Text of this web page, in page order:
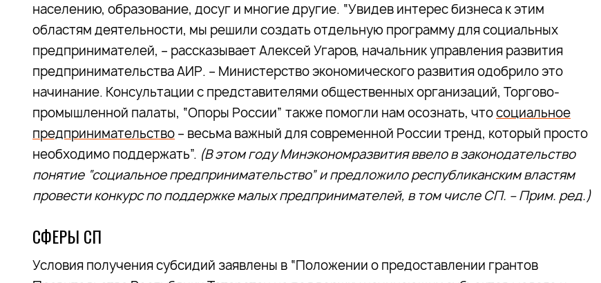
населению, образование, досуг и многие другие. “Увидев интерес бизнеса к этим
областям деятельности, мы решили создать отдельную программу для социальных
предпринимателей, – рассказывает Алексей Угаров, начальник управления развития
предпринимательства АИР. – Министерство экономического развития одобрило это
начинание. Консультации с представителями общественных организаций, Торгово-
промышленной палаты, “Опоры России” также помогли нам осознать, чтосоциальное
предпринимательство – весьма важный для современной России тренд, который просто
необходимо поддержать”. (В этом году Минэкономразвития ввело в законодательство
понятие “социальное предпринимательство” и предложило республиканским властям
провести конкурс по поддержке малых предпринимателей, в том числе СП. – Прим. ред.)
СФЕРЫ СП
Условия получения субсидий заявлены в “Положении о предоставлении грантов